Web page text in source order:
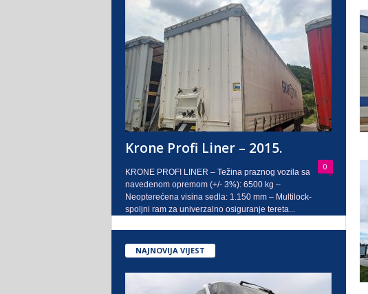
a
j
o
Krone Profi Liner – 2015.
0
KRONE PROFI LINER – Težina praznog vozila sa
navedenom opremom (+/- 3%): 6500 kg –
Neopterećena visina sedla: 1.150 mm – Multilock-
spoljni ram za univerzalno osiguranje tereta...
NAJNOVIJA VIJEST